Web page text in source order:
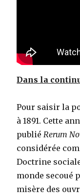
Dans la
Pour saisir la
à 1891. Cette
publiéRerum
considérée
Doctrine
monde secoué
misère des